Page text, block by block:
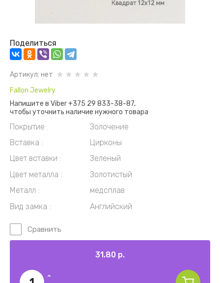
Поделиться
Артикул: нет
Fallon Jewelry
Напишите в Viber +375 29 833-38-87,
чтобы уточнить наличие нужного товара
Покрытие
Золочение
Вставка
Цирконы
Цвет вставки
Зеленый
Цвет металла
Золотистый
Металл
медсплав
Вид замка
Английский
Сравнить
31.80 р.